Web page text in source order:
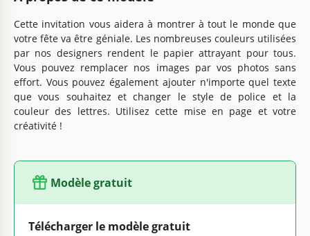
Cette invitation vous aidera à montrer à tout le monde que
votre fête va être géniale. Les nombreuses couleurs utilisées
par nos designers rendent le papier attrayant pour tous.
Vous pouvez remplacer nos images par vos photos sans
effort. Vous pouvez également ajouter n'importe quel texte
que vous souhaitez et changer le style de police et la
couleur des lettres. Utilisez cette mise en page et votre
créativité !
Modèle gratuit
Télécharger le modèle gratuit